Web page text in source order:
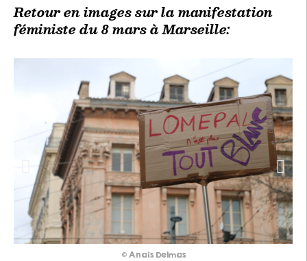
Retour en images sur la manifestation
féministe du 8 mars à Marseille:
© Anaïs Delmas